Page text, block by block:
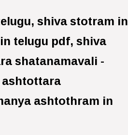
shiva stotram in
telugu pdf, shiva
shatanamavali -
ashtothram in